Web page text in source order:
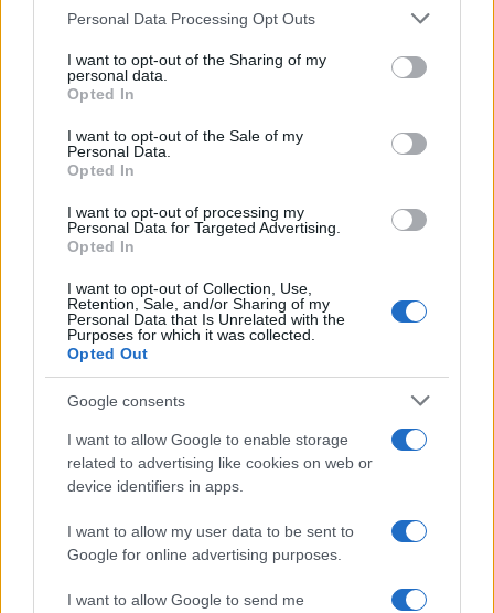
Please note that this website/app uses one or more Google
not limited to your visit or usage behaviour. You may click to
grant or deny consent to Google and its third-party tags to
use your data for below specified purposes in below Google
consent section.
Personal Data Processing Opt Outs
I want to opt-out of the Sharing of my
personal data.
Opted In
I want to opt-out of the Sale of my
Personal Data.
Opted In
I want to opt-out of processing my
Personal Data for Targeted Advertising.
Opted In
I want to opt-out of Collection, Use,
Retention, Sale, and/or Sharing of my
Personal Data that Is Unrelated with the
Purposes for which it was collected.
Opted Out
Google consents
I want to allow Google to enable storage
related to advertising like cookies on web or
device identifiers in apps.
I want to allow my user data to be sent to
Google for online advertising purposes.
I want to allow Google to send me
femminile
Francesca Lombardi · 9 Ago 2026